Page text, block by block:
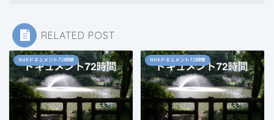
RELATED POST
NHKドキュメント72時間 NHKドキュメント72時間